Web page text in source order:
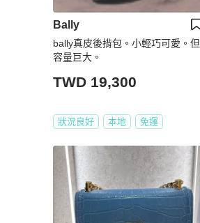
Bally
bally真皮後揹包。小輕巧可愛。但
容量巨大。
TWD 19,300
狀況良好 本地 免運